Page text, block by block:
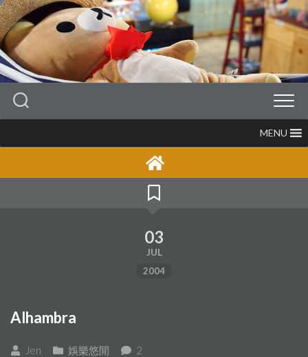
Skip
to
content
MENU
03
JUL
2004
Alhambra
Jen 娛樂悠閒 2